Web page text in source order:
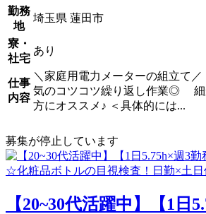
勤務
地
埼玉県 蓮田市
寮・
社宅
あり
仕事
内容
＼家庭用電力メーターの組立て
気のコツコツ繰り返し作業◎ 細
方にオススメ♪ ＜具体的には...
募集が停止しています
【20~30代活躍中】【1日